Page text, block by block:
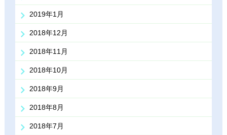
2019年1月
2018年12月
2018年11月
2018年10月
2018年9月
2018年8月
2018年7月